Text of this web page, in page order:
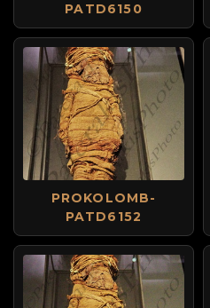
PATD6150
PROKOLOMB-
PATD6152